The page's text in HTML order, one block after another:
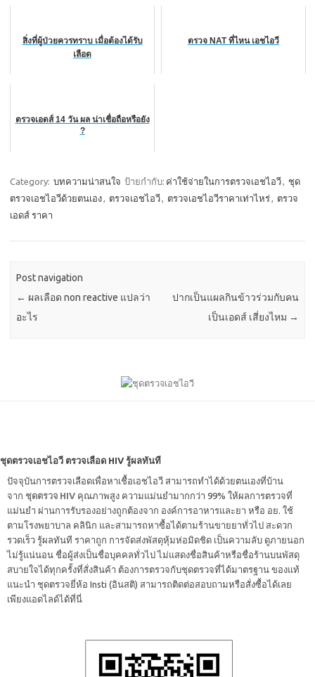
สิ่งที่ผู้ป่วยควรทราบ เมื่อต้องได้รับ
เลือด
ตรวจ NAT ที่ไหน เอชไอวี
ตรวจเอดส์ 14 วัน ผล น่าเชื่อถือหรือยัง
?
Category: บทความน่าสนใจ ป้ายกำกับ: ค่าใช้จ่ายในการตรวจเอชไอวี, ชุด
ตรวจเอชไอวีด้วยตนเอง, ตรวจเอชไอวี, ตรวจเอชไอวีราคาเท่าไหร่, ตรวจ
เอดส์ ราคา
Post navigation
← ผลเลือด non reactive แปลว่า
อะไร
ปากเป็นแผลกินข้าวร่วมกับคน
เป็นเอดส์ เสี่ยงไหม →
ชุดตรวจเอชไอวี ตรวจเลือด HIV รู้ผลทันที
ปัจจุบันการตรวจเลือดเพื่อหาเชื้อเอชไอวี สามารถทำได้ด้วยตนเองที่บ้าน
จาก ชุดตรวจ HIV คุณภาพสูง ความแม่นยำมากกว่า 99% ให้ผลการตรวจที่
แม่นยำ ผ่านการรับรองอย่างถูกต้องจาก องค์การอาหารและยา หรือ อย. ใช้
ตามโรงพยาบาล คลินิก และสามารถหาซื้อได้ตามร้านขายยาทั่วไป สะดวก
รวดเร็ว รู้ผลทันที ราคาถูก การจัดส่งพัสดุหุ้มห่อมิดชิด เป็นความลับ ดูภายนอก
ไม่รู้แน่นอน ชื่อผู้ส่งเป็นชื่อบุคคลทั่วไป ไม่แสดงชื่อสินค้าหรือชื่อร้านบนพัสดุ
สบายใจได้ทุกครั้งที่สั่งสินค้า ต้องการตรวจกับชุดตรวจที่ได้มาตรฐาน ของแท้
แนะนำ ชุดตรวจยี่ห้อ Insti (อินสติ) สามารถติดต่อสอบถามหรือสั่งซื้อได้เลย
เพียงแอดไลด์ได้ที่นี่